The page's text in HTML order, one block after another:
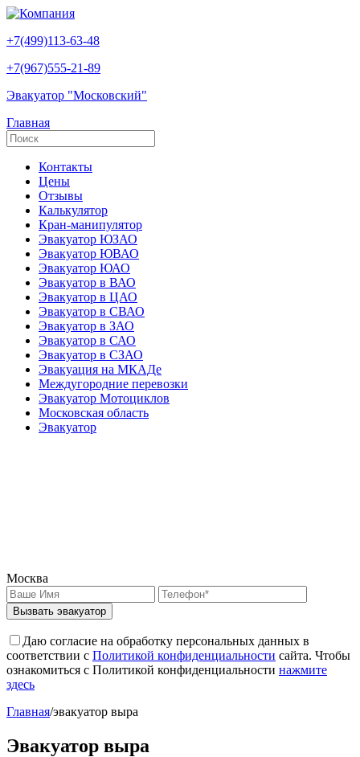
+7(499)113-63-48
+7(967)555-21-89
Эвакуатор "Московский"
Главная
Контакты
Цены
Отзывы
Калькулятор
Кран-манипулятор
Эвакуатор ЮЗАО
Эвакуатор ЮВАО
Эвакуатор ЮАО
Эвакуатор в ВАО
Эвакуатор в ЦАО
Эвакуатор в СВАО
Эвакуатор в ЗАО
Эвакуатор в САО
Эвакуатор в СЗАО
Эвакуация на МКАДе
Междугородние перевозки
Эвакуатор Мотоциклов
Московская область
Эвакуатор
Москва
Вызвать эвакуатор
Даю согласие на обработку персональных данных в
соответствии с Политикой конфиденциальности сайта. Чтобы
ознакомиться с Политикой конфиденциальности нажмите
здесь
Главная/эвакуатор выра
Эвакуатор выра